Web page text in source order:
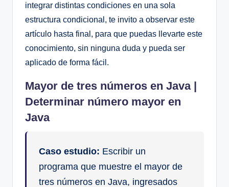
integrar distintas condiciones en una sola
estructura condicional, te invito a observar este
artículo hasta final, para que puedas llevarte este
conocimiento, sin ninguna duda y pueda ser
aplicado de forma fácil.
Mayor de tres números en Java |
Determinar número mayor en
Java
Caso estudio: Escribir un
programa que muestre el mayor de
tres números en Java, ingresados